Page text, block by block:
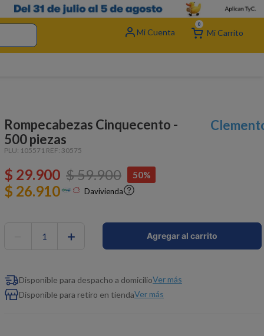
0
Rompecabezas Cinquecento -
500 piezas
PLU: 105571 REF: 30575
$ 29.900 $59.900 50%
$ 26.910 Davivienda
＋ Agregar al carrito
Disponible para despacho a domicilioVer más
Disponible para retiro en tiendaVer más